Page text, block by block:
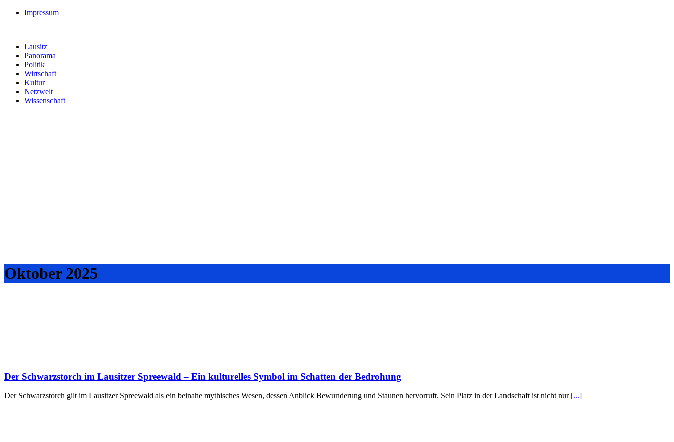
Impressum
Lausitz
Panorama
Politik
Wirtschaft
Kultur
Netzwelt
Wissenschaft
Oktober 2025
Der Schwarzstorch im Lausitzer Spreewald – Ein kulturelles Symbol im Schatten der Bedrohung
Der Schwarzstorch gilt im Lausitzer Spreewald als ein beinahe mythisches Wesen, dessen Anblick Bewunderung und Staunen hervorruft. Sein Platz in der Landschaft ist nicht nur [...]